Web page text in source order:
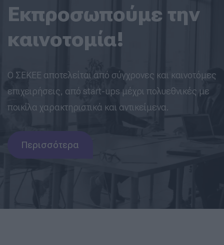
Εκπροσωπούμε την
καινοτομία!
Ο ΣΕΚΕΕ αποτελείται από σύγχρονες και καινοτόμες
επιχειρήσεις, από start-ups μέχρι πολυεθνικές με
ποικίλα χαρακτηριστικά και αντικείμενα.
Περισσότερα